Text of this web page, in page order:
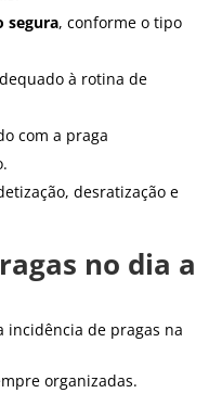
segura, conforme o tipo
à rotina de
com a praga
desratização e
no dia a
incidência de pragas na
organizadas.